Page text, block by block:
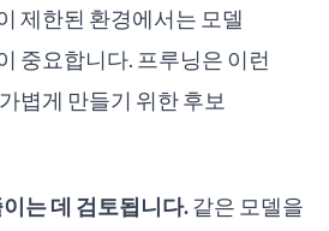
제한된 환경에서는 모델
중요합니다. 프루닝은 이런
볍게 만들기 위한 후보
는 데 검토됩니다.같은 모델을